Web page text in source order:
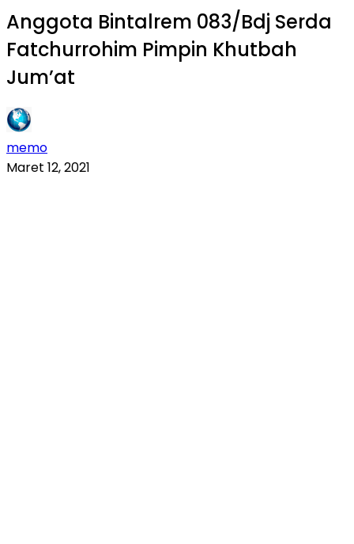
Anggota Bintalrem 083/Bdj Serda
Fatchurrohim Pimpin Khutbah
Jum’at
memo
Maret 12, 2021